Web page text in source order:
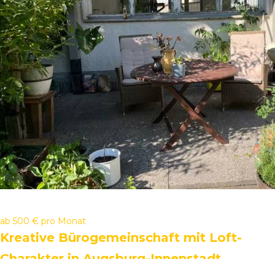
ab 500 € pro Monat
Kreative Bürogemeinschaft mit Loft-